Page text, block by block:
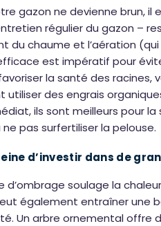
gazon ne devienne brun, il
régulier du gazon –
du chaume et l’aération
est impératif pour
la santé des racines,
des engrais
ils sont meilleurs pour
pas surfertiliser la pelouse.
d’investir dans de
d’ombrage soulage la
également entraîner une
Un arbre ornemental offre